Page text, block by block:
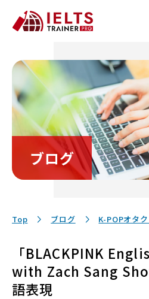
はじめての方へ
オンライン学習
コース・料金
講師・テキスト
保護
ブログ
Top ブログ K-POPオタ
「BLACKPINK
with Zach Sang
語表現